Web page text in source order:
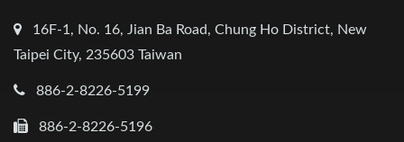
16F-1, No. 16, Jian Ba Road, Chung Ho District, New
Taipei City, 235603 Taiwan
886-2-8226-5199
886-2-8226-5196